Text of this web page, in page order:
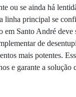
ou se ainda há
linha principal se
em Santo André deve
de
mais potentes.
e garante a solução